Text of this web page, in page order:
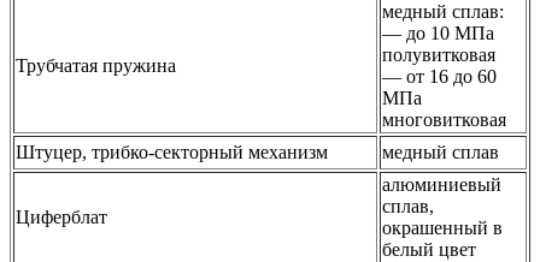
Трубчатая пружина
медный сплав:
— до 10 МПа
полувитковая
— от 16 до 60
МПа
многовитковая
Штуцер, трибко-секторный механизм
медный сплав
Циферблат
алюминиевый
сплав,
окрашенный в
белый цвет